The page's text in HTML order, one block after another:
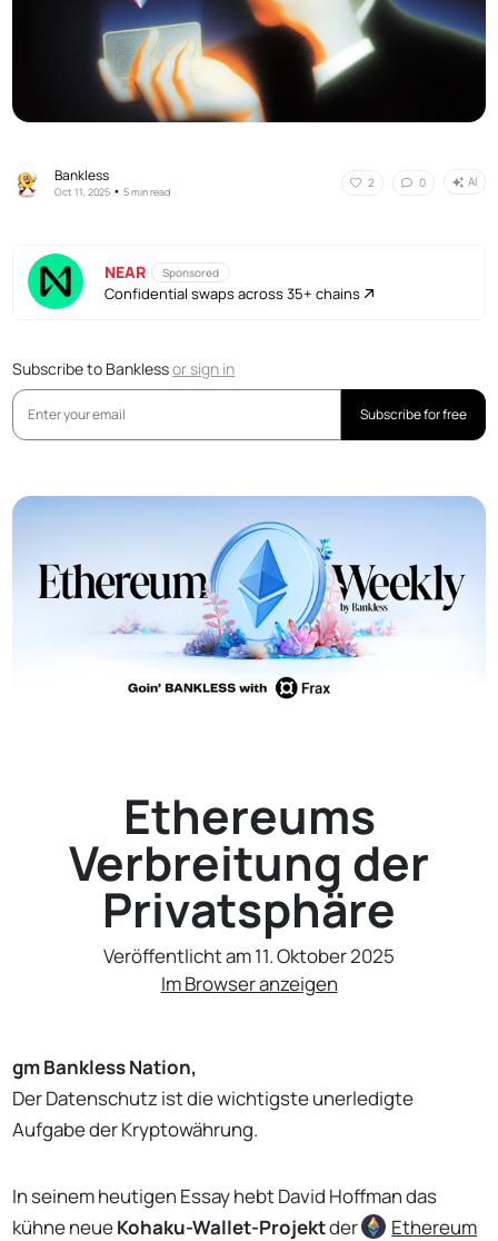
Bankless
Oct 11, 2025 •5 min read
2 0 AI
NEAR Sponsored
Confidential swaps across 35+ chains
Subscribe to Banklessorsign in
Subscribe for free
Ethereums
Verbreitung der
Privatsphäre
Veröffentlicht am 11. Oktober 2025
Im Browser anzeigen
gm Bankless Nation,
Der Datenschutz ist die wichtigste unerledigte
Aufgabe der Kryptowährung.
In seinem heutigen Essay hebt David Hoffman das
kühne neueKohaku-Wallet-Projektder
Ethereum